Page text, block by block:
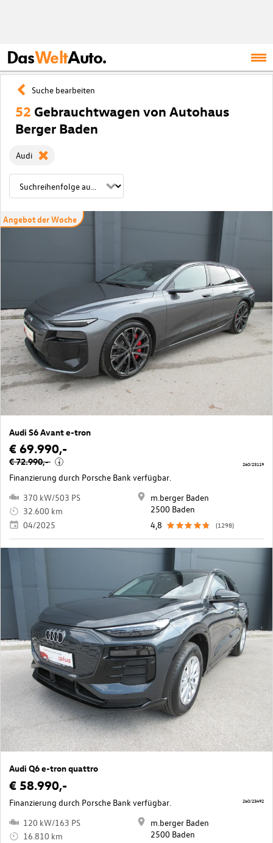
DasWeltAuto.
Suche bearbeiten
52 Gebrauchtwagen von Autohaus
Berger Baden
Audi
Angebot der Woche
Audi S6 Avant e-tron
€ 69.990,-
€ 72.990,- i
Finanzierung durch Porsche Bank verfügbar.
370 kW/503 PS
32.600 km
04/2025
m.berger Baden
2500 Baden
4,8
(1298)
260/23119
Audi Q6 e-tron quattro
€ 58.990,-
Finanzierung durch Porsche Bank verfügbar.
120 kW/163 PS
16.810 km
m.berger Baden
2500 Baden
260/23492